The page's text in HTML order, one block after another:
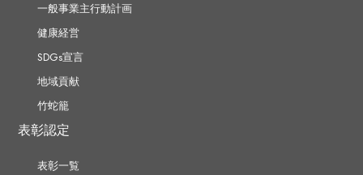
一般事業主行動計画
健康経営
SDGs宣言
地域貢献
竹蛇籠
表彰認定
表彰一覧